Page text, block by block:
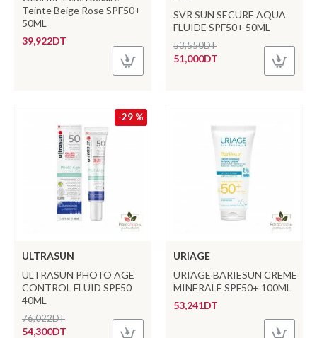
Teinte Beige Rose SPF50+
50ML
39,922DT
SVR SUN SECURE AQUA
FLUIDE SPF50+ 50ML
51,000DT
53,550DT
-29 %
ULTRASUN
ULTRASUN PHOTO AGE
CONTROL FLUID SPF50
40ML
54,300DT
76,022DT
URIAGE
URIAGE BARIESUN CREME
MINERALE SPF50+ 100ML
53,241DT